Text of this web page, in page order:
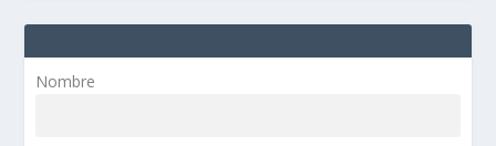
Nombre